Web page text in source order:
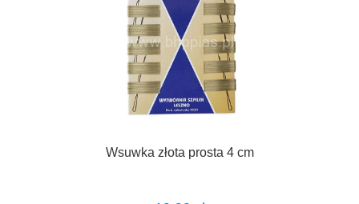
Wsuwka złota prosta 4 cm